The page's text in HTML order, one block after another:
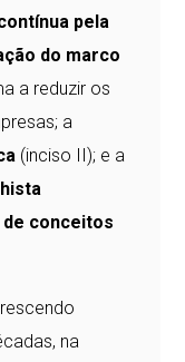
pela
do marco
a reduzir os
a
(inciso II); e a
conceitos
na